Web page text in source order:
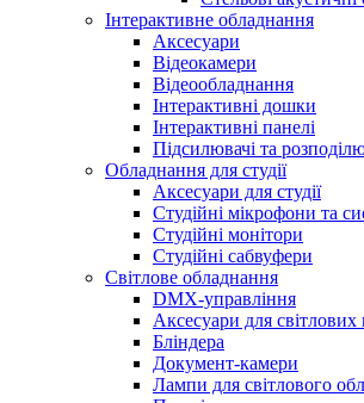
Інтерактивне обладнання
Аксесуари
Відеокамери
Відеообладнання
Інтерактивні дошки
Інтерактивні панелі
Підсилювачі та
Обладнання для студії
Аксесуари для студії
Студійні мікрофони та
Студійні монітори
Студійні сабвуфери
Світлове обладнання
DMX-управління
Аксесуари для світлових
Бліндера
Документ-камери
Лампи для світлового